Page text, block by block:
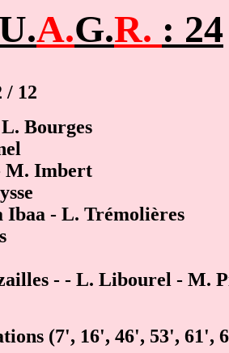
A.G.R. : 24
12
Bourges
M. Imbert
Ibaa - L. Trémolières
- - L. Libourel - M.
(7', 16', 46', 53', 61',